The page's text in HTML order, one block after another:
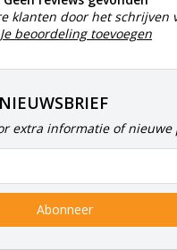
klanten door het schrijven
Je beoordeling toevoegen
extra informatie of nieuwe
Abonneer